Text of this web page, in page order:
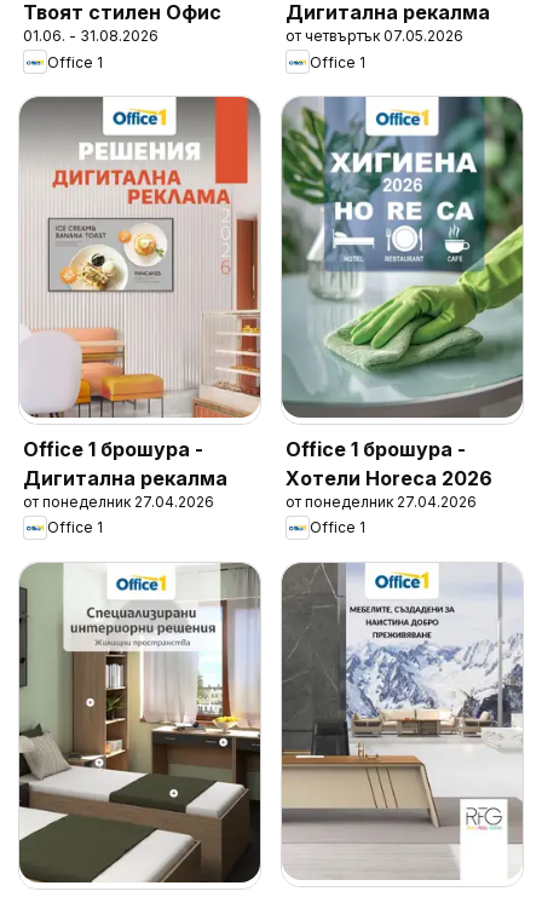
Твоят стилен Офис
01.06. - 31.08.2026
Office 1
Дигитална рекалма
от четвъртък 07.05.2026
Office 1
Office 1 брошура -
Дигитална рекалма
от понеделник 27.04.2026
Office 1
Office 1 брошура -
Хотели Horeca 2026
от понеделник 27.04.2026
Office 1